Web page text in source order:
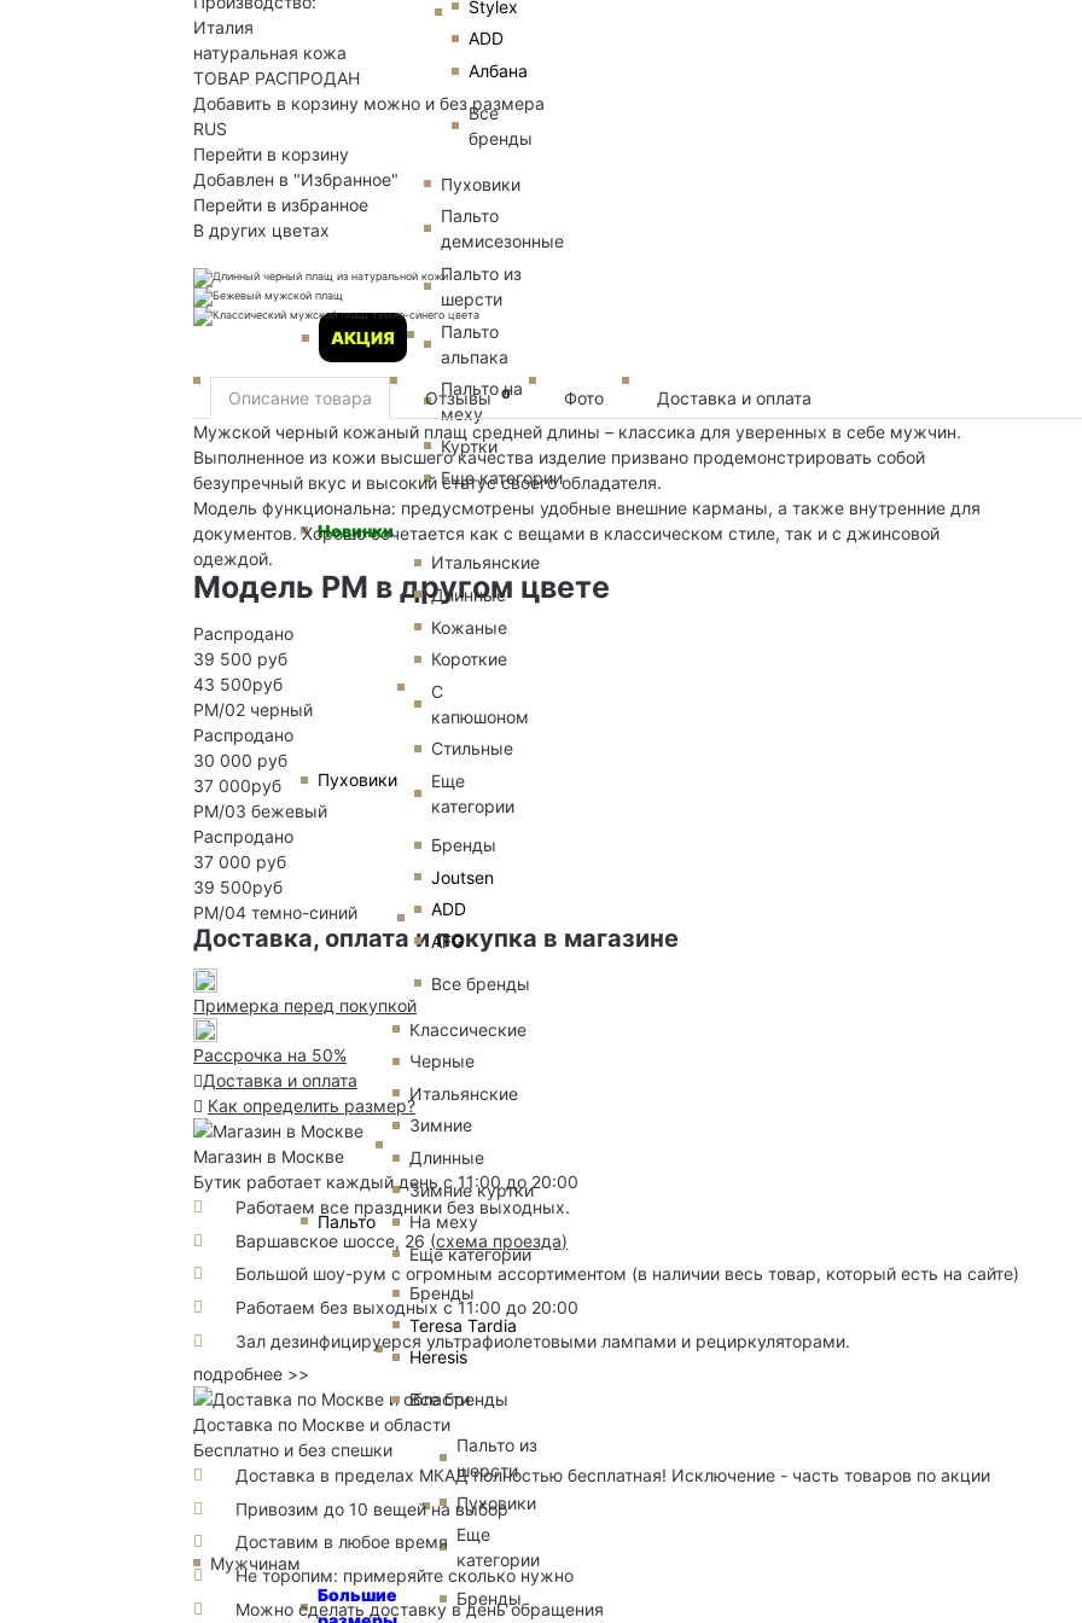
Stylex
ADD
Албана
Все
бренды
АКЦИЯ
Пуховики
Пальто
демисезонные
Пальто из
шерсти
Пальто
альпака
Пальто на
меху
Куртки
Еще категории
Мужчинам
Новинки
Пуховики
Итальянские
Длинные
Кожаные
Короткие
С
капюшоном
Стильные
Еще
категории
Бренды
Joutsen
ADD
AFG
Все бренды
Пальто
Классические
Черные
Итальянские
Зимние
Длинные
Зимние куртки
На меху
Еще категории
Бренды
Teresa Tardia
Heresis
Все бренды
Большие
Пальто из
шерсти
Пуховики
Еще
категории
Бренды
Италия
натуральная кожа
ТОВАР РАСПРОДАН
Добавить в корзину можно и без размера
RUS
Перейти в корзину
Добавлен в "Избранное"
Перейти в избранное
В других цветах
Описание товара Отзывы 0 Фото
Доставка и оплата
Мужской черный кожаный плащ средней длины – классика для уверенных в себе мужчин.
Выполненное из кожи высшего качества изделие призвано продемонстрировать собой
безупречный вкус и высокий статус своего обладателя.
Модель функциональна: предусмотрены удобные внешние карманы, а также внутренние для
документов. Хорошо сочетается как с вещами в классическом стиле, так и с джинсовой
одеждой.
Модель PM в другом цвете
Распродано
39 500 руб
43 500руб
PM/02 черный
Распродано
30 000 руб
37 000руб
PM/03 бежевый
Распродано
37 000 руб
39 500руб
PM/04 темно-синий
Доставка, оплата и покупка в магазине
Примерка перед покупкой
Рассрочка на 50%
Доставка и оплата
Как определить размер?
Магазин в Москве
Бутик работает каждый день с 11:00 до 20:00
Работаем все праздники без выходных.
Варшавское шоссе, 26 (схема проезда)
Большой шоу-рум с огромным ассортиментом (в наличии весь товар, который есть на сайте)
Работаем без выходных с 11:00 до 20:00
Зал дезинфицируерся ультрафиолетовыми лампами и рециркуляторами.
подробнее >>
Доставка по Москве и области
Бесплатно и без спешки
Доставка в пределах МКАД полностью бесплатная! Исключение - часть товаров по акции
Привозим до 10 вещей на выбор
Доставим в любое время
Не торопим: примеряйте сколько нужно
Можно сделать доставку в день обращения